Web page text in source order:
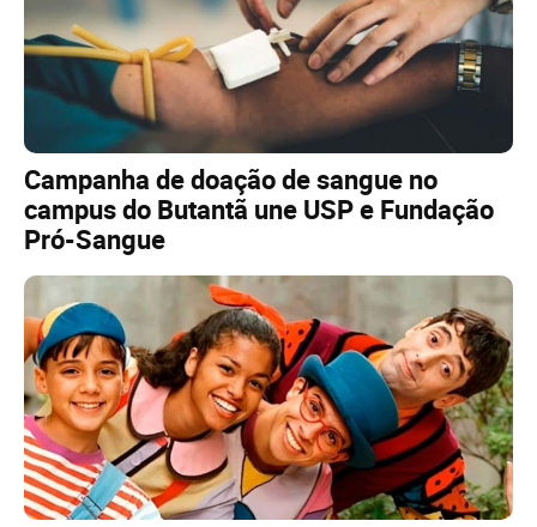
Campanha de doação de sangue no
campus do Butantã une USP e Fundação
Pró-Sangue